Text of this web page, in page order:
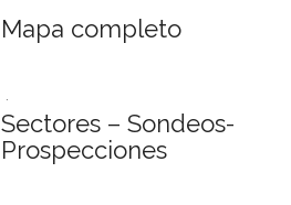
Mapa completo
.
Sectores – Sondeos-
Prospecciones